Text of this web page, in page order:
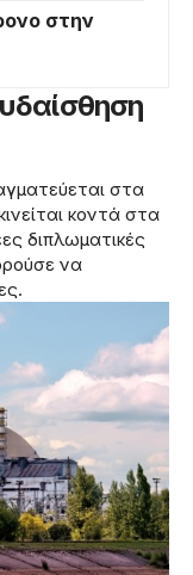
στην
στα
κοντά στα
διπλωματικές
να